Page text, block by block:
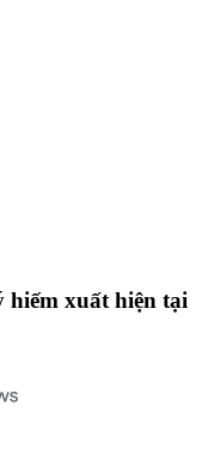
hiếm xuất hiện tại